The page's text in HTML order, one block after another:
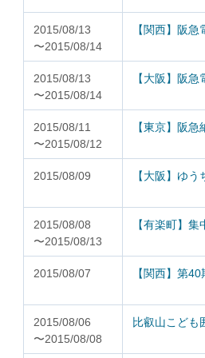
2015/08/13
〜2015/08/14
【関西】阪
2015/08/13
〜2015/08/14
【大阪】阪
2015/08/11
〜2015/08/12
【東京】阪
2015/08/09 【大阪】ゆ
2015/08/08
〜2015/08/13
【有楽町】
2015/08/07 【関西】第
2015/08/06
〜2015/08/08
比叡山こども